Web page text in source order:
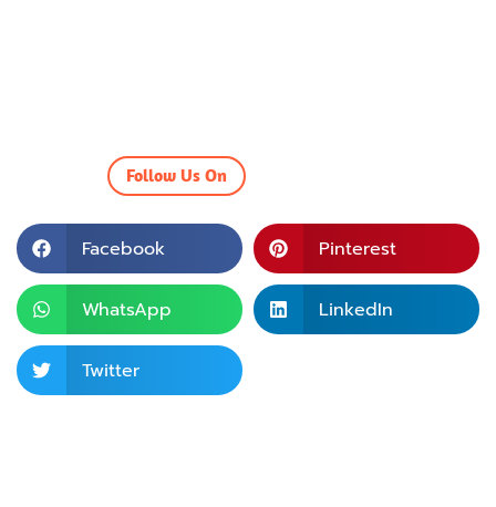
Follow Us On
Facebook Pinterest
WhatsApp LinkedIn
Twitter